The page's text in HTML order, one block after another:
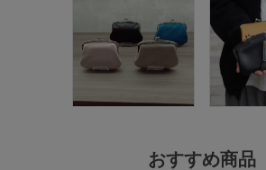
おすすめ商品